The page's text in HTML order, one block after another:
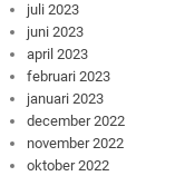
juli 2023
juni 2023
april 2023
februari 2023
januari 2023
december 2022
november 2022
oktober 2022